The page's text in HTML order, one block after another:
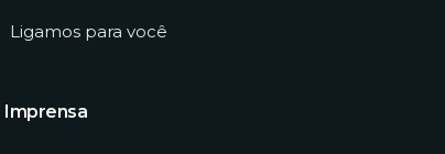
Ligamos para você
Imprensa